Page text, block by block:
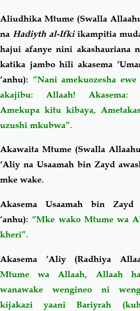
Aliudhika Mtume (Swalla
na Hadiyth al-Ifkiikampitia
hajui afanye nini akashauriana
katika jambo hili akasema
‘anhu): “Nani amekuozesha
akajibu: Allaah! Akasema:
Amekupa kitu kibaya,
uzushi mkubwa”.
Akawaita Mtume (Swalla
‘Aliy na Usaamah bin Zayd
mke wake.
Akasema Usaamah bin Zayd
‘anhu): “Mke wako Mtume wa
kheri”.
Akasema ‘Aliy (Radhiya
Mtume wa Allaah, Allaah
wanawake wengineo ni
kijakazi yaani Bariyrah